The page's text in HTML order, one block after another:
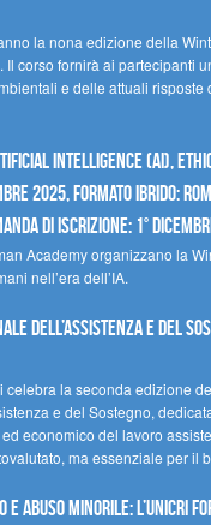
la nona edizione della
Il corso fornirà ai partecipanti
e delle attuali risposte
Intelligence (AI),
2025, Formato Ibrido:
di iscrizione: 1°
Academy organizzano la
nell’era dell’IA.
dell’assistenza e del
celebra la seconda edizione
e del Sostegno,
economico del lavoro
ma essenziale per il
abuso minorile: l’UNICRI